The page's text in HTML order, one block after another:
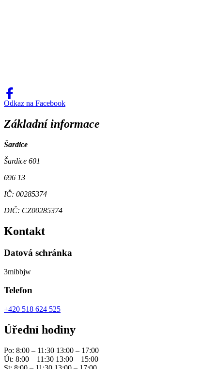
Odkaz na Facebook
Základní informace
Šardice
Šardice 601
696 13
IČ: 00285374
DIČ: CZ00285374
Kontakt
Datová schránka
3mibbjw
Telefon
+420 518 624 525
Úřední hodiny
Po: 8:00 – 11:30 13:00 – 17:00
Út: 8:00 – 11:30 13:00 – 15:00